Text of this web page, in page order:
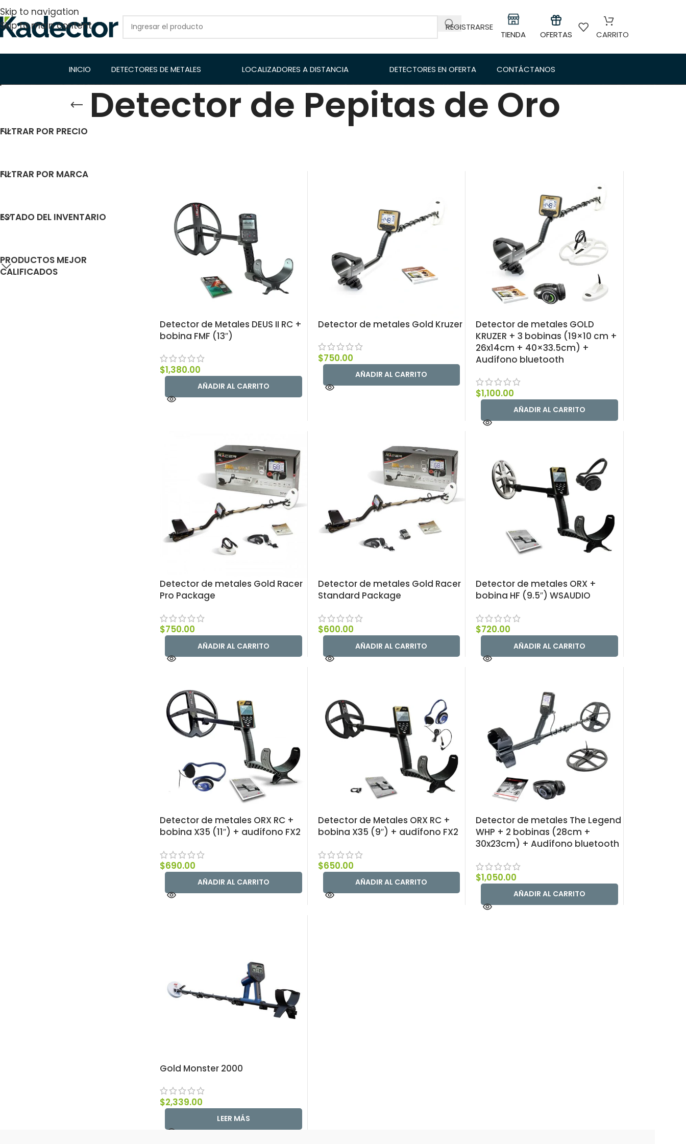
Skip to navigation
Skip to main content
REGISTRARSE
TIENDA OFERTAS CARRITO
INICIO DETECTORES DE METALES LOCALIZADORES A DISTANCIA DETECTORES EN OFERTA CONTÁCTANOS
Detector de Pepitas de Oro
FILTRAR POR PRECIO
FILTRAR POR MARCA
ESTADO DEL INVENTARIO
PRODUCTOS MEJOR
CALIFICADOS
Detector de Metales DEUS II RC +
bobina FMF (13″)
$1,380.00
AÑADIR AL CARRITO
Detector de metales Gold Kruzer
$750.00
AÑADIR AL CARRITO
Detector de metales GOLD
KRUZER + 3 bobinas (19×10 cm +
26x14cm + 40×33.5cm) +
Audífono bluetooth
$1,100.00
AÑADIR AL CARRITO
Detector de metales Gold Racer
Pro Package
$750.00
AÑADIR AL CARRITO
Detector de metales Gold Racer
Standard Package
$600.00
AÑADIR AL CARRITO
Detector de metales ORX +
bobina HF (9.5″) WSAUDIO
$720.00
AÑADIR AL CARRITO
Detector de metales ORX RC +
bobina X35 (11″) + audífono FX2
$690.00
AÑADIR AL CARRITO
Detector de Metales ORX RC +
bobina X35 (9″) + audífono FX2
$650.00
AÑADIR AL CARRITO
Detector de metales The Legend
WHP + 2 bobinas (28cm +
30x23cm) + Audífono bluetooth
$1,050.00
AÑADIR AL CARRITO
Gold Monster 2000
$2,339.00
LEER MÁS